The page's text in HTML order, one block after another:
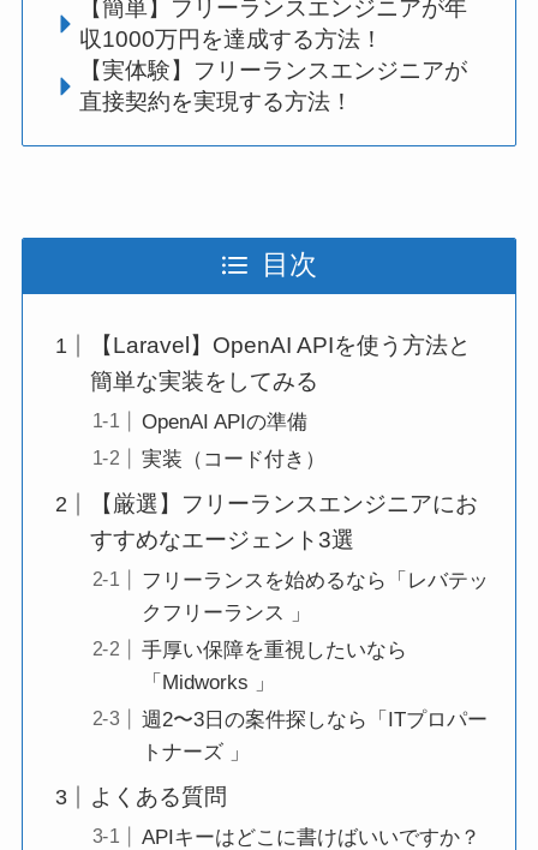
【簡単】フリーランスエンジニアが年
収1000万円を達成する方法！
【実体験】フリーランスエンジニアが
直接契約を実現する方法！
目次
【Laravel】OpenAI APIを使う方法と
簡単な実装をしてみる
OpenAI APIの準備
実装（コード付き）
【厳選】フリーランスエンジニアにお
すすめなエージェント3選
フリーランスを始めるなら「レバテッ
クフリーランス 」
手厚い保障を重視したいなら
「Midworks 」
週2〜3日の案件探しなら「ITプロパー
トナーズ 」
よくある質問
APIキーはどこに書けばいいですか？